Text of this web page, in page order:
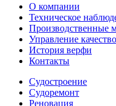
О компании
Техническое
Производственные
Управление
История верфи
Контакты
Судостроение
Судоремонт
Реновация